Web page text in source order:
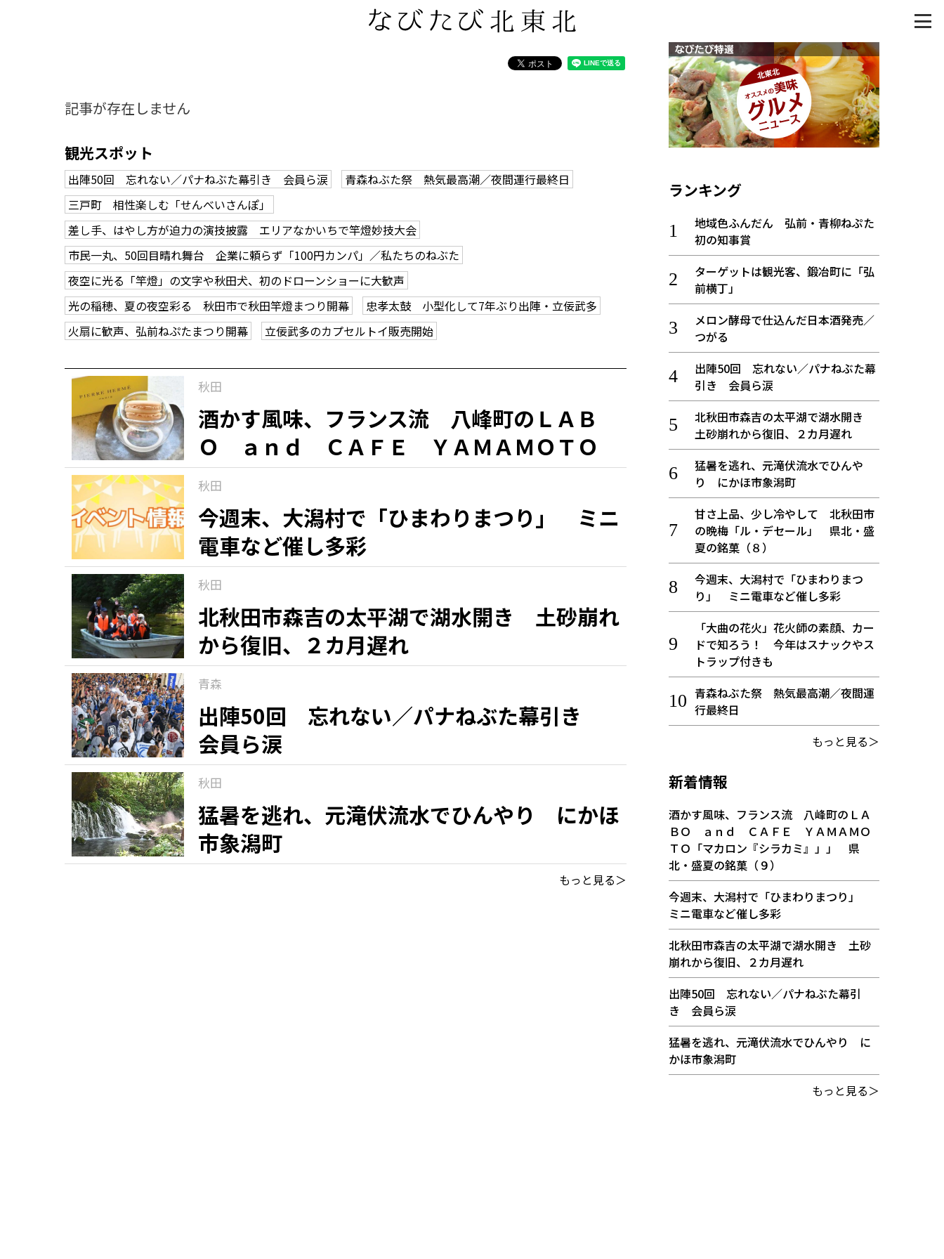
記事が存在しません
観光スポット
出陣50回 忘れない／パナねぶた幕引き 会員ら涙
青森ねぶた祭 熱気最高潮／夜間運行最終日
三戸町 相性楽しむ「せんべいさんぽ」
差し手、はやし方が迫力の演技披露 エリアなかいちで竿燈妙技大会
市民一丸、50回目晴れ舞台 企業に頼らず「100円カンパ」／私たちのねぶた
夜空に光る「竿燈」の文字や秋田犬、初のドローンショーに大歓声
光の稲穂、夏の夜空彩る 秋田市で秋田竿燈まつり開幕
忠孝太鼓 小型化して7年ぶり出陣・立佞武多
火扇に歓声、弘前ねぷたまつり開幕
立佞武多のカプセルトイ販売開始
秋田
酒かす風味、フランス流 八峰町のＬＡＢ
Ｏ ａｎｄ ＣＡＦＥ ＹＡＭＡＭＯＴＯ
「マカロン『シラカミ』」」 県北・盛夏の
銘菓（９）
秋田
今週末、大潟村で「ひまわりまつり」 ミニ
電車など催し多彩
秋田
北秋田市森吉の太平湖で湖水開き 土砂崩れ
から復旧、２カ月遅れ
青森
出陣50回 忘れない／パナねぶた幕引き
会員ら涙
秋田
猛暑を逃れ、元滝伏流水でひんやり にかほ
市象潟町
もっと見る＞
ランキング
地域色ふんだん 弘前・青柳ねぷた
初の知事賞
ターゲットは観光客、鍛冶町に「弘
前横丁」
メロン酵母で仕込んだ日本酒発売／
つがる
出陣50回 忘れない／パナねぶた幕
引き 会員ら涙
北秋田市森吉の太平湖で湖水開き
土砂崩れから復旧、２カ月遅れ
猛暑を逃れ、元滝伏流水でひんや
り にかほ市象潟町
甘さ上品、少し冷やして 北秋田市
の晩梅「ル・デセール」 県北・盛
夏の銘菓（８）
今週末、大潟村で「ひまわりまつ
り」 ミニ電車など催し多彩
「大曲の花火」花火師の素顔、カー
ドで知ろう！ 今年はスナックやス
トラップ付きも
青森ねぶた祭 熱気最高潮／夜間運
行最終日
もっと見る＞
新着情報
酒かす風味、フランス流 八峰町のＬＡ
ＢＯ ａｎｄ ＣＡＦＥ ＹＡＭＡＭＯ
ＴＯ「マカロン『シラカミ』」」 県
北・盛夏の銘菓（９）
今週末、大潟村で「ひまわりまつり」
ミニ電車など催し多彩
北秋田市森吉の太平湖で湖水開き 土砂
崩れから復旧、２カ月遅れ
出陣50回 忘れない／パナねぶた幕引
き 会員ら涙
猛暑を逃れ、元滝伏流水でひんやり に
かほ市象潟町
もっと見る＞
パワースポット
まつり・イベント
おみやげ・特産
アウトドア・レジャー
ご当地グルメ